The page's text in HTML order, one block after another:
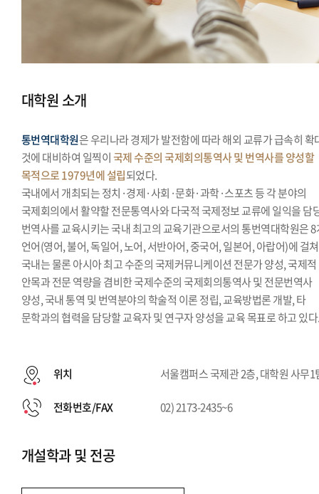
대학원 소개
통번역대학원은 우리나라 경제가 발전함에 따라 해외 교류가 급속히 확
것에 대비하여 일찍이국제 수준의 국제회의통역사 및 번역사를 양성할
목적으로 1979년에 설립되었다.
국내에서 개최되는 정치·경제·사회·문화·과학·스포츠 등 각 분야의
국제회의에서 활약할 전문통역사와 다국적 국제정보 교류에 일익을 담
번역사를 교육시키는 국내 최고의 교육기관으로서의 통번역대학원은 8
언어(영어, 불어, 독일어, 노어, 서반아어, 중국어, 일본어, 아랍어)에 걸쳐
국내는 물론 아시아 최고 수준의 국제커뮤니케이션 전문가 양성, 국제적
안목과 전문 역량을 겸비한 국제수준의 국제회의통역사 및 전문번역사
양성, 국내 통역 및 번역분야의 학술적 이론 정립, 교육방법론 개발, 타
문학과의 협력을 담당할 교육자 및 연구자 양성을 교육 목표로 하고 있
위치 서울캠퍼스 국제관 2층, 대학원 사무1
전화번호/FAX 02) 2173-2435~6
개설학과 및 전공